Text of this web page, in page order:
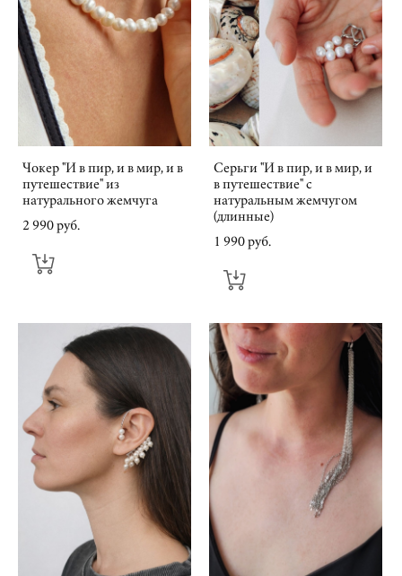
Чокер "И в пир, и в мир, и в
путешествие" из
натурального жемчуга
2 990 pуб.
Серьги "И в пир, и в мир, и
в путешествие" с
натуральным жемчугом
(длинные)
1 990 pуб.